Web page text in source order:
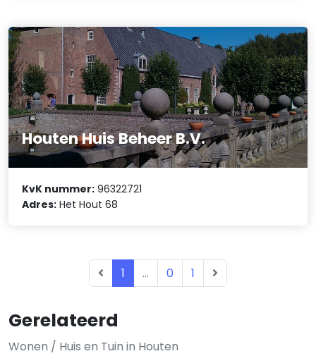
Gerelateerd
Wonen / Huis en Tuin in Houten
Houten Huis Beheer B.V.
KvK nummer: 96322721
Adres: Het Hout 68
1 ... 0 1